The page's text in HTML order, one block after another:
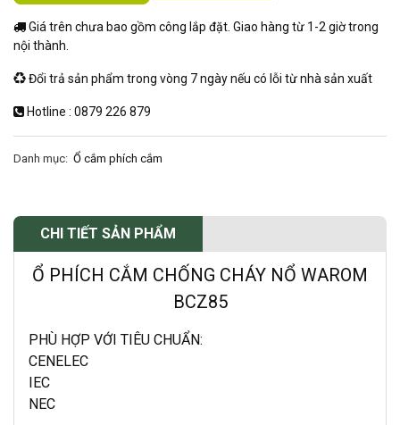
Giá trên chưa bao gồm công lắp đặt. Giao hàng từ 1-2 giờ trong
nội thành.
Đổi trả sản phẩm trong vòng 7 ngày nếu có lỗi từ nhà sản xuất
Hotline : 0879 226 879
Danh mục: Ổ cắm phích cắm
CHI TIẾT SẢN PHẨM
Ổ PHÍCH CẮM CHỐNG CHÁY NỔ WAROM
BCZ85
PHÙ HỢP VỚI TIÊU CHUẨN:
CENELEC
IEC
NEC